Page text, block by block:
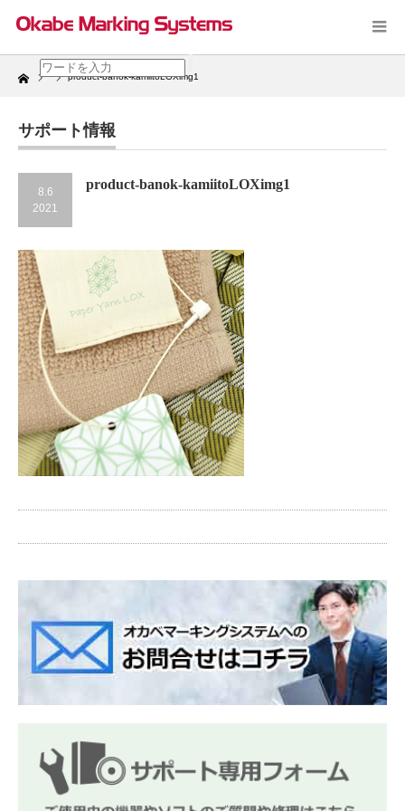
Home product-banok-kamiitoLOXimg1
サポート情報
8.6
2021
product-banok-kamiitoLOXimg1